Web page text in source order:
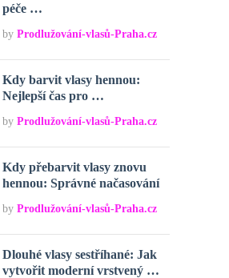
péče …
byProdlužování-vlasů-Praha.cz
Kdy barvit vlasy hennou:
Nejlepší čas pro …
byProdlužování-vlasů-Praha.cz
Kdy přebarvit vlasy znovu
hennou: Správné načasování
byProdlužování-vlasů-Praha.cz
Dlouhé vlasy sestříhané: Jak
vytvořit moderní vrstvený …